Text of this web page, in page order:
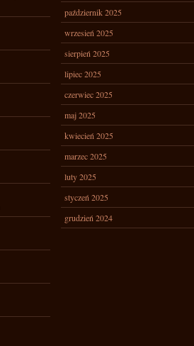
październik 2025
wrzesień 2025
sierpień 2025
lipiec 2025
czerwiec 2025
maj 2025
kwiecień 2025
marzec 2025
luty 2025
styczeń 2025
grudzień 2024